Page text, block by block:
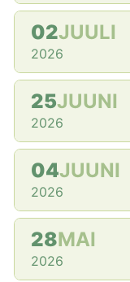
02JUULI
2026
25JUUNI
2026
04JUUNI
2026
28MAI
2026